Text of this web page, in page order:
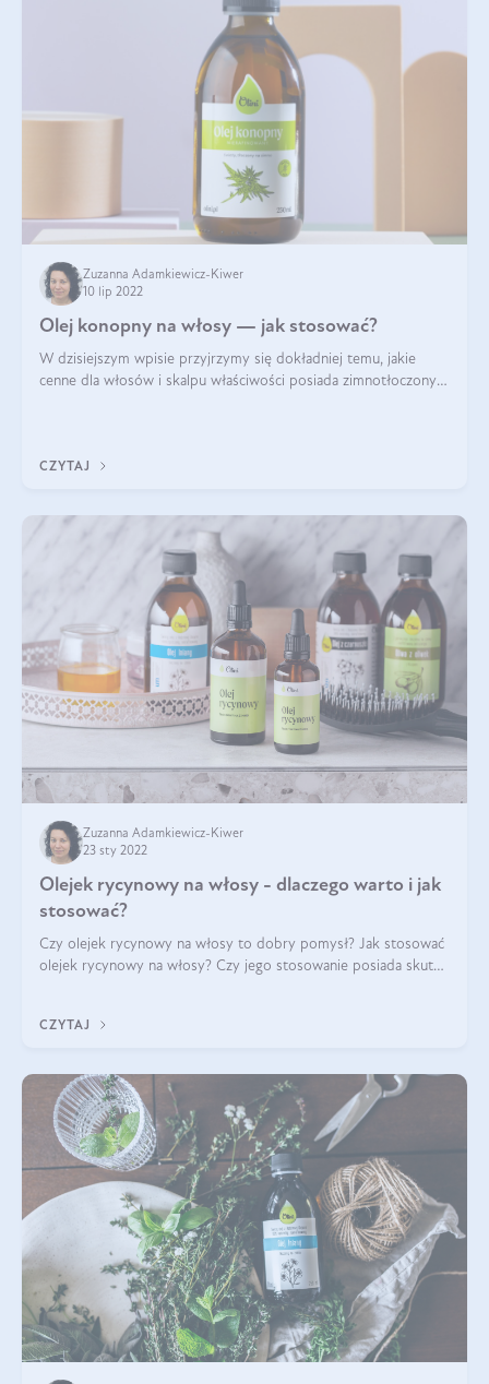
Zuzanna Adamkiewicz-Kiwer
10 lip 2022
Olej konopny na włosy — jak stosować?
W dzisiejszym wpisie przyjrzymy się dokładniej temu, jakie
cenne dla włosów i skalpu właściwości posiada zimnotłoczony
CZYTAJ
Zuzanna Adamkiewicz-Kiwer
23 sty 2022
Olejek rycynowy na włosy - dlaczego warto i jak
stosować?
Czy olejek rycynowy na włosy to dobry pomysł? Jak stosować
olejek rycynowy na włosy? Czy jego stosowanie posiada skutki
CZYTAJ